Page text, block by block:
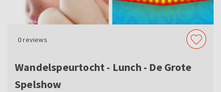
0reviews
Wandelspeurtocht - Lunch - De Grote
Spelshow